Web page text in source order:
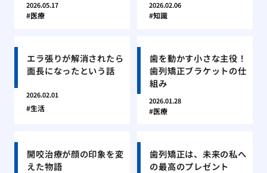
2026.05.17
医療
2026.02.06
知識
エラ張りが解消されたら
面長になったという話
2026.02.01
生活
歯を動かす小さな主役！
歯列矯正ブラケットの仕
組み
2026.01.28
医療
開咬治療が顔の印象を変
えた物語
歯列矯正は、未来の私へ
の最高のプレゼント